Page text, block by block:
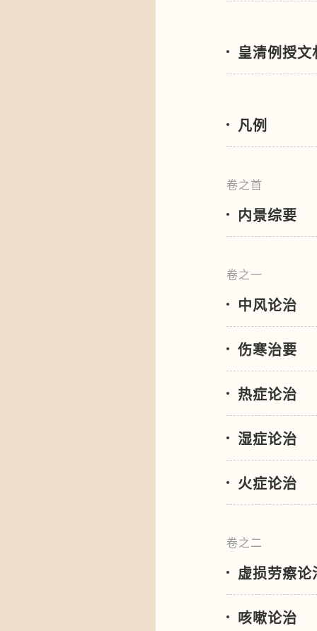
皇清例授
凡例
卷之首
内景综要
卷之一
中风论治
伤寒治要
热症论治
湿症论治
火症论治
卷之二
虚损劳瘵论
咳嗽论治